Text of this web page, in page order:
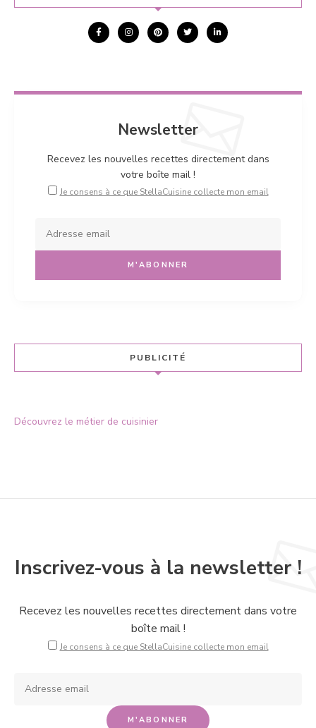
Newsletter
Recevez les nouvelles recettes directement dans
votre boîte mail !
Je consens à ce que StellaCuisine collecte mon email
PUBLICITÉ
Découvrez le métier de cuisinier
Inscrivez-vous à la newsletter !
Recevez les nouvelles recettes directement dans votre
boîte mail !
Je consens à ce que StellaCuisine collecte mon email